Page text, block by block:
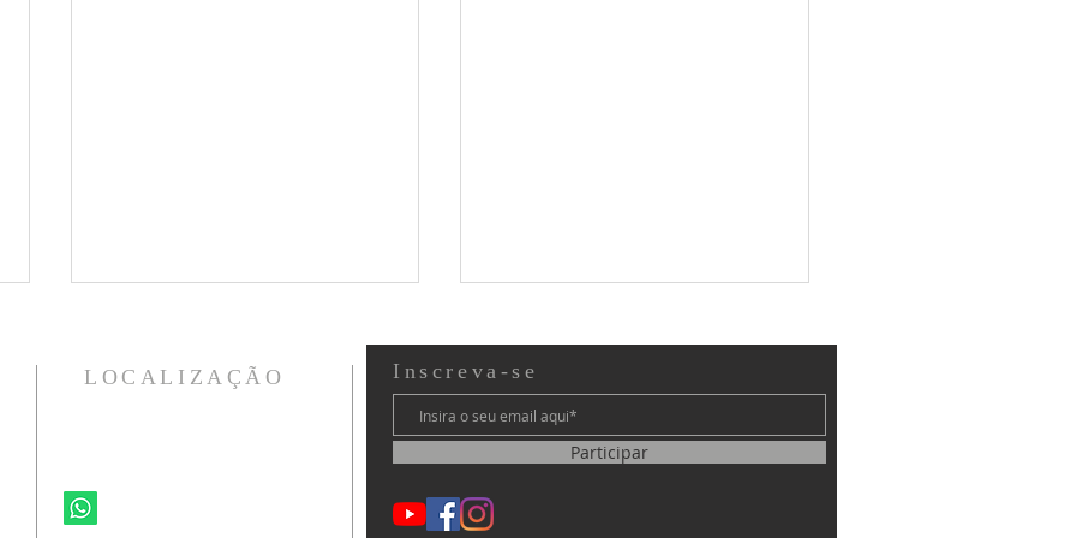
Construa sobre o fundamento
LOCALIZAÇÃO Inscreva-se
Participar